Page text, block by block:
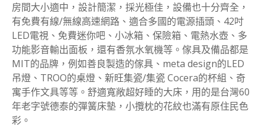
房間大小適中，設計簡潔，採光極佳，設備也十分齊全，
有免費有線/無線高速網路、適合多國的電源插頭、42吋
LED電視、免費迷你吧、小冰箱、保險箱、電熱水壺、多
功能影音輸出面板，還有香氛水氧機等。傢具及備品都是
MIT的品牌，例如善良製造的傢具、meta design的LED
吊燈、TROO的桌燈、新旺集瓷/集瓷 Cocera的杯組、奇
寓手作文具等等。舒適寬敞超好睡的大床，用的是台灣60
年老字號德泰的彈簧床墊，小攬枕的花紋也滿有原住民色
彩。